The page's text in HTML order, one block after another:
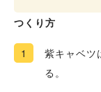
つくり方
1
紫キャベツ
る。